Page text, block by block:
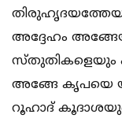
അദ്ദേഹം
സ്തുതികളെയും
അങ്ങേ കൃപയെ
റൂഹാദ്